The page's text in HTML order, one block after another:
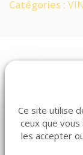
Catégories :
Ce site utilise
ceux que
les accepter